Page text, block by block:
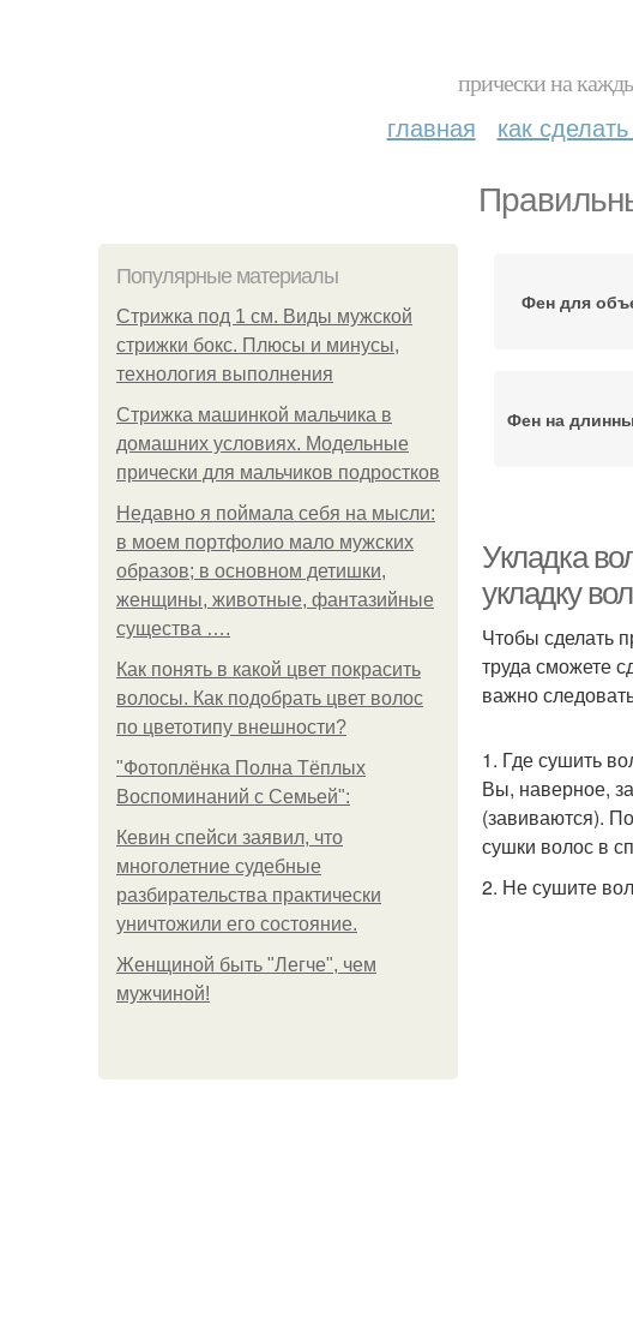
прически на
главная как
Популярные материалы
Стрижка под 1 см. Виды мужской
стрижки бокс. Плюсы и минусы,
технология выполнения
Стрижка машинкой мальчика в
домашних условиях. Модельные
прически для мальчиков подростков
Недавно я поймала себя на мысли:
в моем портфолио мало мужских
образов; в основном детишки,
женщины, животные, фантазийные
существа ….
Как понять в какой цвет покрасить
волосы. Как подобрать цвет волос
по цветотипу внешности?
"Фотоплёнка Полна Тёплых
Воспоминаний с Семьей":
Кевин спейси заявил, что
многолетние судебные
разбирательства практически
уничтожили его состояние.
Женщиной быть "Легче", чем
мужчиной!
Фен для
Фен на
Укладка
укладку
Чтобы сделать
труда сможете
важно
1. Где сушить
Вы, наверное,
(завиваются).
сушки волос в
2. Не сушите